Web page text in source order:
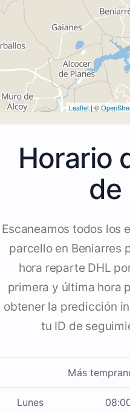
Leaflet| ©
Horario
de
Escaneamos todos los
parcello en Beniarres
hora reparte DHL
primera y última hora
obtener la predicción
tu ID de
Más
Lunes